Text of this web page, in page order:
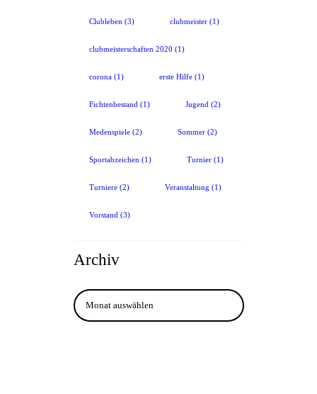
Clubleben (3) clubmeister(1)
clubmeisterschaften 2020 (1)
corona(1) erste Hilfe(1)
Fichtenbestand (1) Jugend (2)
Medenspiele(2) Sommer(2)
Sportabzeichen (1) Turnier(1)
Turniere(2) Veranstaltung (1)
Vorstand (3)
Archiv
Archiv